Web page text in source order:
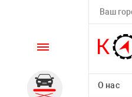
Ваш
О нас
Каталог